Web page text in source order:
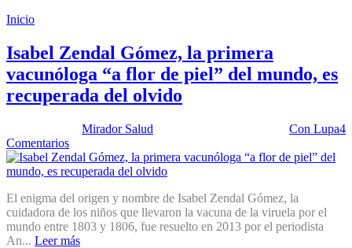
Inicio
Isabel Zendal Gómez, la primera
vacunóloga “a flor de piel” del mundo, es
recuperada del olvido
Mirador Salud Con Lupa4
Comentarios
El enigma del origen y nombre de Isabel Zendal Gómez, la
cuidadora de los niños que llevaron la vacuna de la viruela por el
mundo entre 1803 y 1806, fue resuelto en 2013 por el periodista
An... Leer más